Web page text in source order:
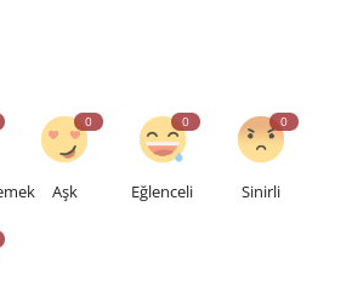
0
Aşk
0
Eğlenceli
0
Sinirli